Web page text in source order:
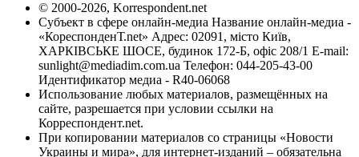
© 2000-2026, Korrespondent.net
Субъект в сфере онлайн-медиа Название онлайн-медиа -
«КореспонденТ.net» Адрес: 02091, місто Київ,
ХАРКІВСЬКЕ ШОСЕ, будинок 172-Б, офіс 208/1 E-mail:
sunlight@mediadim.com.ua Телефон: 044-205-43-00
Идентификатор медиа - R40-06068
Использование любых материалов, размещённых на
сайте, разрешается при условии ссылки на
Корреспондент.net.
При копировании материалов со страницы «Новости
Украины и мира», для интернет-изданий – обязательна